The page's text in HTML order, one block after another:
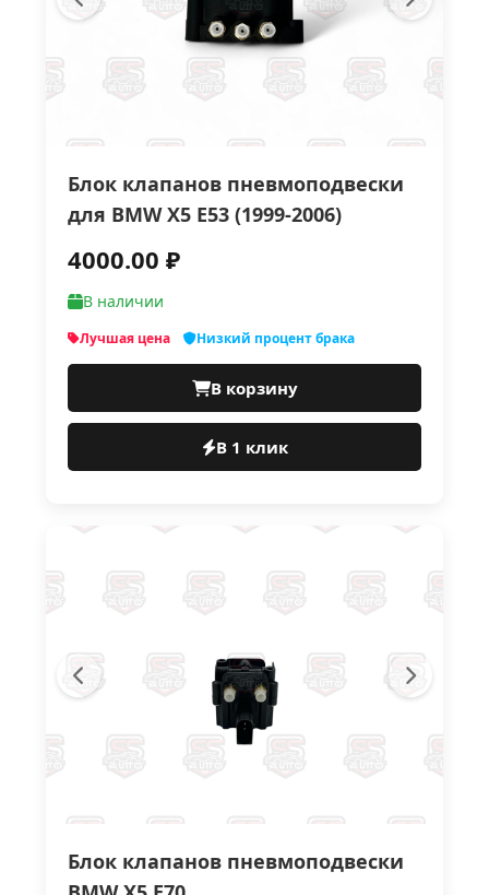
Блок клапанов пневмоподвески
для BMW X5 E53 (1999-2006)
4000.00 ₽
В наличии
Лучшая цена Низкий процент брака
В корзину
В 1 клик
Блок клапанов пневмоподвески